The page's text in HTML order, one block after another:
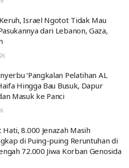
Israel Ngotot Tidak Mau
dari Lebanon, Gaza,
‘Pangkalan Pelatihan AL
Hingga Bau Busuk, Dapur
Masuk ke Panci
8.000 Jenazah Masih
di Puing-puing Reruntuhan di
72.000 Jiwa Korban Genosida